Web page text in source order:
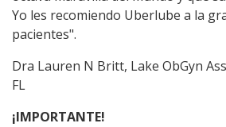
Yo les recomiendo Uberlube a la
pacientes".
Dra Lauren N Britt, Lake Ob­Gyn
FL
¡IMPORTANTE!